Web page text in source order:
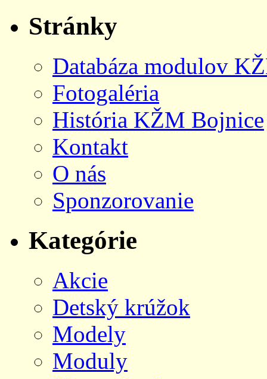
Stránky
Databáza modulov
Fotogaléria
História KŽM Bojnice
Kontakt
O nás
Sponzorovanie
Kategórie
Akcie
Detský krúžok
Modely
Moduly